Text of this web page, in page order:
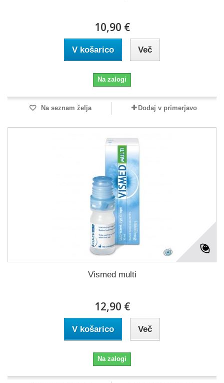
10,90 €
V košarico Več
Na zalogi
Na seznam želja Dodaj v primerjavo
Vismed multi
12,90 €
V košarico Več
Na zalogi